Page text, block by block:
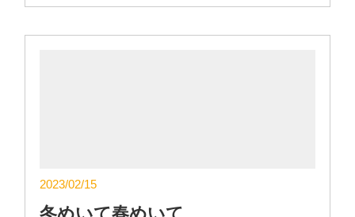
2023/02/15